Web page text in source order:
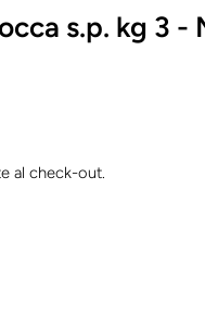
s.p. kg 3 -
al check-out.